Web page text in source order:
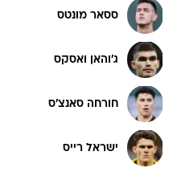
ססאר מונטס
ג'והאן ואסקס
חורחה סאנצ'ס
ישראל רייס